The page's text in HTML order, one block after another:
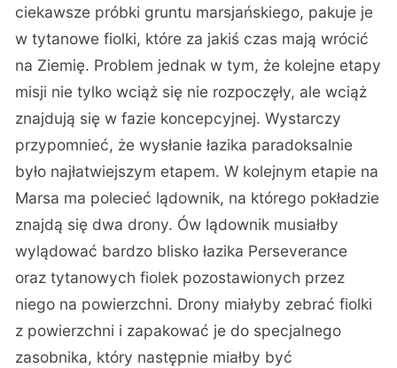
ciekawsze próbki gruntu marsjańskiego, pakuje je
w tytanowe fiolki, które za jakiś czas mają wrócić
na Ziemię. Problem jednak w tym, że kolejne etapy
misji nie tylko wciąż się nie rozpoczęły, ale wciąż
znajdują się w fazie koncepcyjnej. Wystarczy
przypomnieć, że wysłanie łazika paradoksalnie
było najłatwiejszym etapem. W kolejnym etapie na
Marsa ma polecieć lądownik, na którego pokładzie
znajdą się dwa drony. Ów lądownik musiałby
wylądować bardzo blisko łazika Perseverance
oraz tytanowych fiolek pozostawionych przez
niego na powierzchni. Drony miałyby zebrać fiolki
z powierzchni i zapakować je do specjalnego
zasobnika, który następnie miałby być